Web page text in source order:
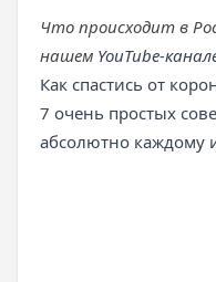
Что происходит в
нашем YouTube-
Как спастись от
7 очень простых
абсолютно каждому